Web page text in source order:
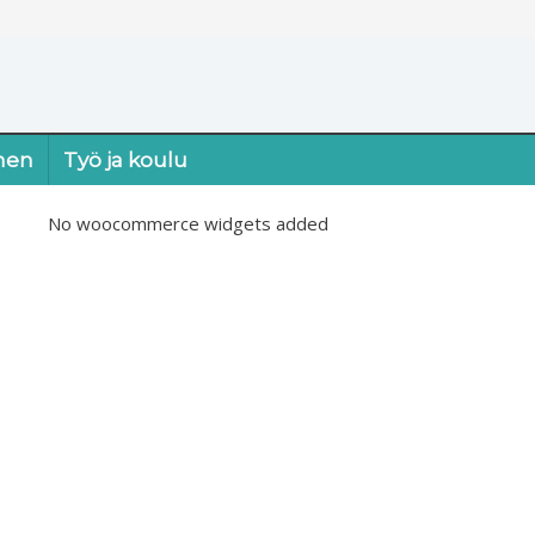
Työ ja koulu
No woocommerce widgets added